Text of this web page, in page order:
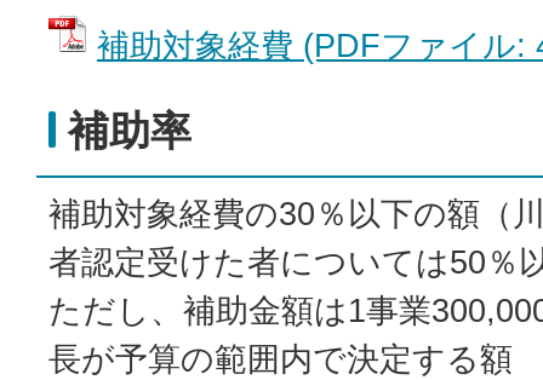
補助対象経費 (PDFファイル:
補助率
補助対象経費の30％以下の額（
者認定受けた者については50％
ただし、補助金額は1事業
長が予算の範囲内で決定する額